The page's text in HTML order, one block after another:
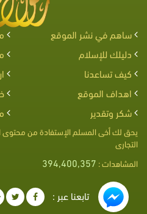
ساهم في نشر الموقع
دليلك للإسلام
كيف تساعدنا
اهداف الموقع
شكر وتقدير
يحق لك أخى المسلم الإستفادة من
التجارى
المشاهدات : 394,400,357
تابعنا عبر :